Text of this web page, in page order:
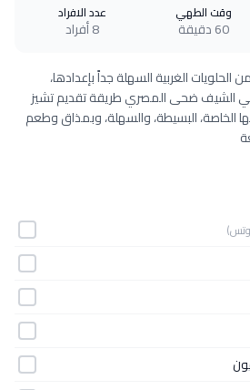
وقت الطهي
60 دقيقة
عدد الافراد
8 أفراد
الغربية السهلة جداً بإعدادها،
الشيف ضحى المصري طريقة تقديم تشيز
الخاصة، البسيطة، والسهلة، وبمذاق وطعم